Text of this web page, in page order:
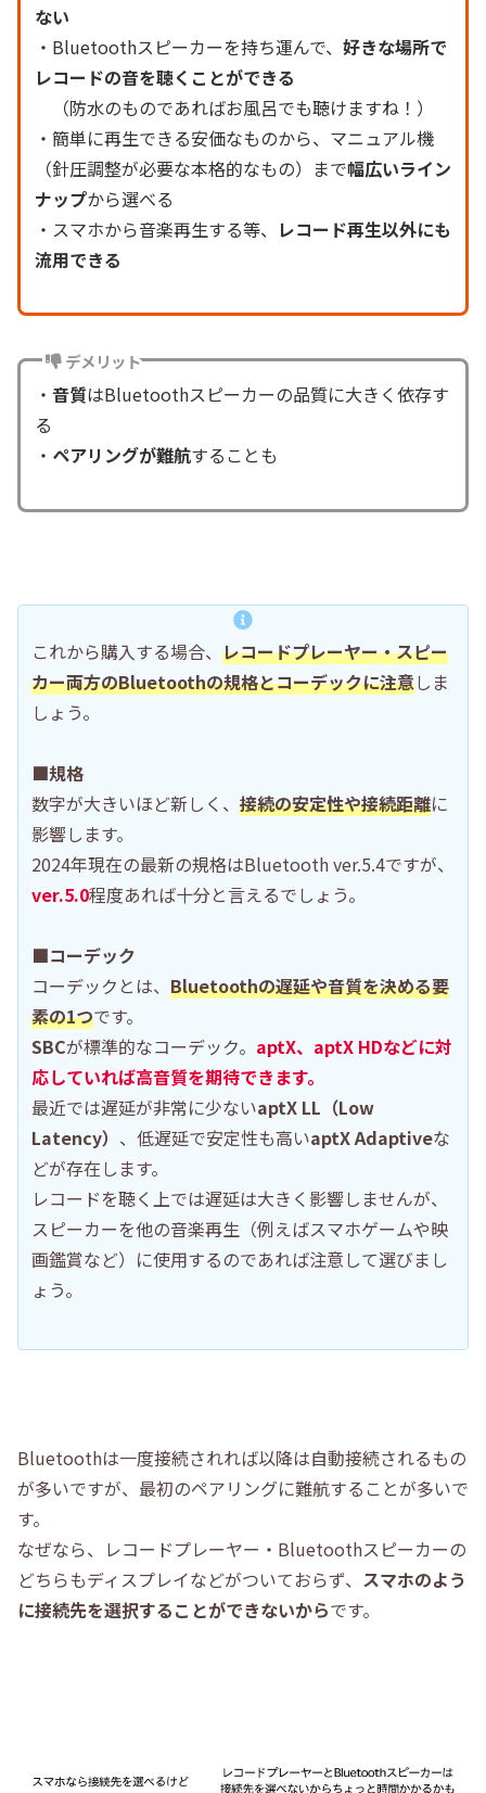
ない
・Bluetoothスピーカーを持ち運んで、 好きな場所で
レコードの音を聴くことができる
（防水のものであればお風呂でも聴けますね！）
・簡単に再生できる安価なものから、マニュアル機
（針圧調整が必要な本格的なもの）まで幅広いライン
ナップから選べる
・スマホから音楽再生する等、 レコード再生以外にも
流用できる
デメリット
・ 音質はBluetoothスピーカーの品質に大きく依存す
る
・ ペアリングが難航することも
これから購入する場合、 レコードプレーヤー・スピー
カー両方のBluetoothの規格とコーデックに注意しま
しょう。
■規格
数字が大きいほど新しく、 接続の安定性や接続距離に
影響します。
2024年現在の最新の規格はBluetooth ver.5.4ですが、
ver.5.0程度あれば十分と言えるでしょう。
■コーデック
コーデックとは、 Bluetoothの遅延や音質を決める要
素の1つです。
SBCが標準的なコーデック。 aptX、aptX HDなどに対
応していれば高音質を期待できます。
最近では遅延が非常に少ないaptX LL（Low
Latency） 、低遅延で安定性も高いaptX Adaptiveな
どが存在します。
レコードを聴く上では遅延は大きく影響しませんが、
スピーカーを他の音楽再生（例えばスマホゲームや映
画鑑賞など）に使用するのであれば注意して選びまし
ょう。
Bluetoothは一度接続されれば以降は自動接続されるもの
が多いですが、最初のペアリングに難航することが多いで
す。
なぜなら、レコードプレーヤー・Bluetoothスピーカーの
どちらもディスプレイなどがついておらず、 スマホのよう
に接続先を選択することができないからです。